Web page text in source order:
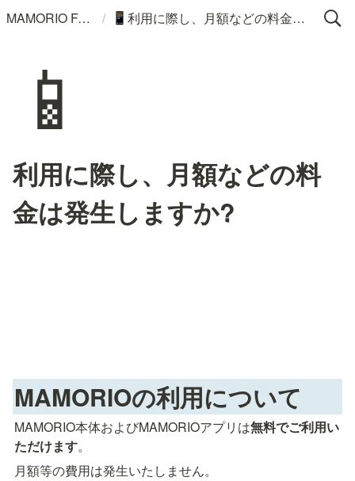
MAMORIO FAQ / 📱 利用に際し、月額などの料金は発生しますか?
📱
利用に際し、月額などの料
金は発生しますか?
MAMORIOの利用について
MAMORIO本体およびMAMORIOアプリは無料でご利用い
ただけます。
月額等の費用は発生いたしません。